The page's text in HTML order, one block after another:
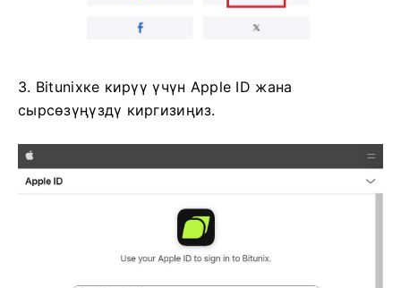
3. Bitunixке кирүү үчүн Apple ID жана
сырсөзүңүздү киргизиңиз.